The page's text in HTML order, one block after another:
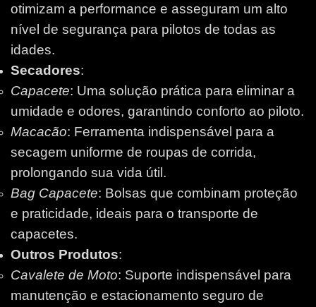
otimizam a performance e asseguram um alto
nível de segurança para pilotos de todas as
idades.
Secadores:
Capacete: Uma solução prática para eliminar a
umidade e odores, garantindo conforto ao piloto.
Macacão: Ferramenta indispensável para a
secagem uniforme de roupas de corrida,
prolongando sua vida útil.
Bag Capacete: Bolsas que combinam proteção
e praticidade, ideais para o transporte de
capacetes.
Outros Produtos:
Cavalete de Moto: Suporte indispensável para
manutenção e estacionamento seguro de